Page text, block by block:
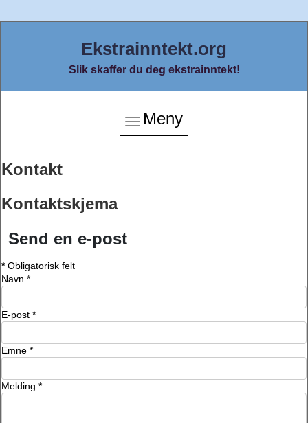
Ekstrainntekt.org
Slik skaffer du deg ekstrainntekt!
Meny
Kontakt
Kontaktskjema
Send en e-post
*Obligatorisk felt
Navn *
E-post *
Emne *
Melding *